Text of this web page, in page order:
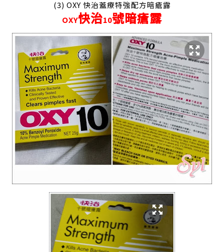
(3) OXY 快治蓋療特強配方暗瘡露
OXY快治10號暗瘡露